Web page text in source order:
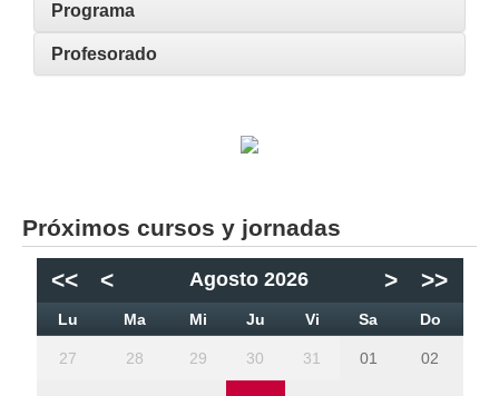
Programa
Profesorado
Próximos cursos y jornadas
<< < Agosto 2026 > >>
Lu Ma Mi Ju Vi Sa Do
27 28 29 30 31 01 02